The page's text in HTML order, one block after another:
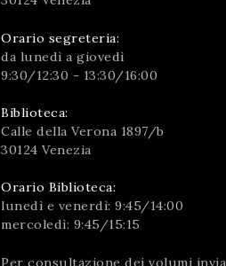
Orario segreteria:
da lunedì a giovedì
9:30/12:30 - 13:30/16:00
Biblioteca:
Calle della Verona 1897/b
30124 Venezia
Orario Biblioteca:
lunedì e venerdì: 9:45/14:00
mercoledì: 9:45/15:15
Per consultazione dei volumi invia